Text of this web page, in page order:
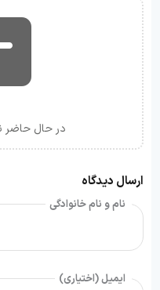
در حال
ارسال دیدگاه
نام و نام خانوادگی
ایمیل (اختیاری)